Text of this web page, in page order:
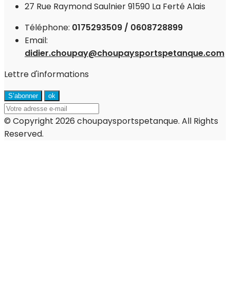
27 Rue Raymond Saulnier 91590 La Ferté Alais
Téléphone: 0175293509 / 0608728899
Email:
didier.choupay@choupaysportspetanque.com
Lettre d'informations
© Copyright 2026 choupaysportspetanque. All Rights
Reserved.